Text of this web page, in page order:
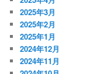
2025年3月
2025年2月
2025年1月
2024年12月
2024年11月